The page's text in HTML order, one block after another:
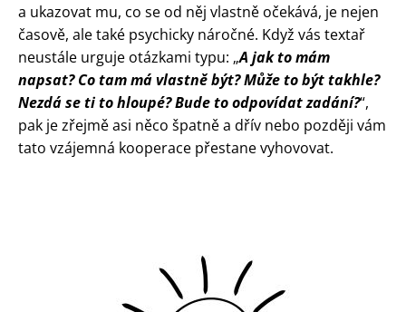
a ukazovat mu, co se od něj vlastně očekává, je nejen
časově, ale také psychicky náročné. Když vás textař
neustále urguje otázkami typu: „A jak to mám
napsat? Co tam má vlastně být? Může to být takhle?
Nezdá se ti to hloupé? Bude to odpovídat zadání?“,
pak je zřejmě asi něco špatně a dřív nebo později vám
tato vzájemná kooperace přestane vyhovovat.